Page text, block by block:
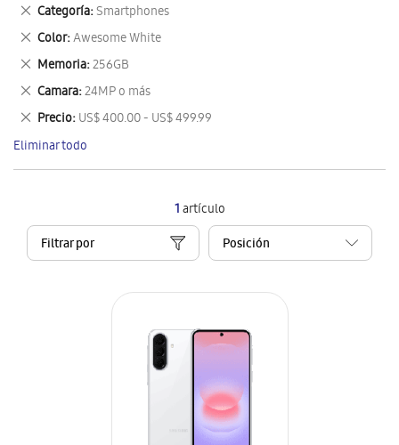
1artículo
Filtrar por
Categoría Smartphones
Eliminar
este
artículo
Color Awesome White
Eliminar
este
artículo
Memoria 256GB
Eliminar
este
artículo
Camara 24MP o más
Eliminar
este
artículo
Precio US$ 400.00 - US$ 499.99
Eliminar
este
artículo
Eliminar todo